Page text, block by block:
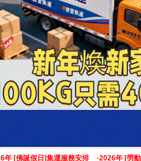
[佛誕假日]集運服務安排 2026年 [勞動